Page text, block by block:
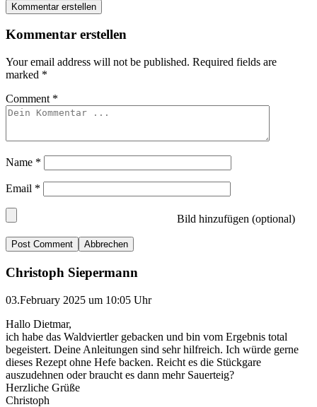
Kommentar erstellen
Kommentar erstellen
Your email address will not be published. Required fields are
marked *
Comment *
Name *
Email *
Bild hinzufügen (optional)
Abbrechen
Christoph Siepermann
03.February 2025 um 10:05 Uhr
Hallo Dietmar,
ich habe das Waldviertler gebacken und bin vom Ergebnis total
begeistert. Deine Anleitungen sind sehr hilfreich. Ich würde gerne
dieses Rezept ohne Hefe backen. Reicht es die Stückgare
auszudehnen oder braucht es dann mehr Sauerteig?
Herzliche Grüße
Christoph